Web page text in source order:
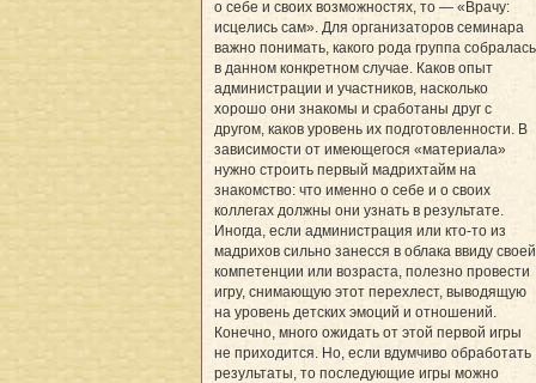
о себе и своих возможностях, то — «Врачу:
исцелись сам». Для организаторов семинара
важно понимать, какого рода группа собралась
в данном конкретном случае. Каков опыт
администрации и участников, насколько
хорошо они знакомы и сработаны друг с
другом, каков уровень их подготовленности. В
зависимости от имеющегося «материала»
нужно строить первый мадрихтайм на
знакомство: что именно о себе и о своих
коллегах должны они узнать в результате.
Иногда, если администрация или кто-то из
мадрихов сильно занесся в облака ввиду своей
компетенции или возраста, полезно провести
игру, снимающую этот перехлест, выводящую
на уровень детских эмоций и отношений.
Конечно, много ожидать от этой первой игры
не приходится. Но, если вдумчиво обработать
результаты, то последующие игры можно